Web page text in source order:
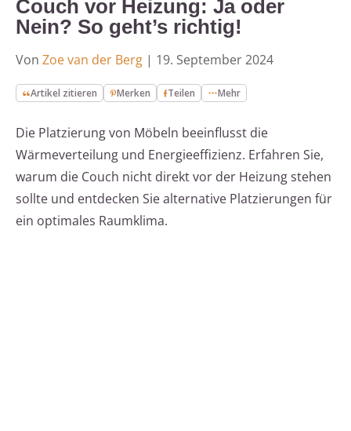
Couch vor Heizung: Ja oder
Nein? So geht’s richtig!
Von Zoe van der Berg | 19. September 2024
Artikel zitieren Merken Teilen Mehr
Die Platzierung von Möbeln beeinflusst die
Wärmeverteilung und Energieeffizienz. Erfahren Sie,
warum die Couch nicht direkt vor der Heizung stehen
sollte und entdecken Sie alternative Platzierungen für
ein optimales Raumklima.